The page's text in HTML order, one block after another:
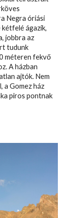
Negra óriási
ágazik,
jobbra az
tudunk
méteren fekvő
A házban
ajtók. Nem
a Gomez ház
piros pontnak